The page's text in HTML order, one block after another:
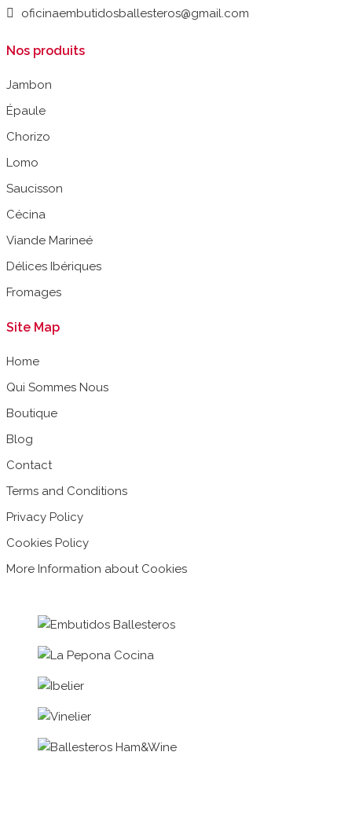
oficinaembutidosballesteros@gmail.com
Nos produits
Jambon
Épaule
Chorizo
Lomo
Saucisson
Cécina
Viande Marineé
Délices Ibériques
Fromages
Site Map
Home
Qui Sommes Nous
Boutique
Blog
Contact
Terms and Conditions
Privacy Policy
Cookies Policy
More Information about Cookies